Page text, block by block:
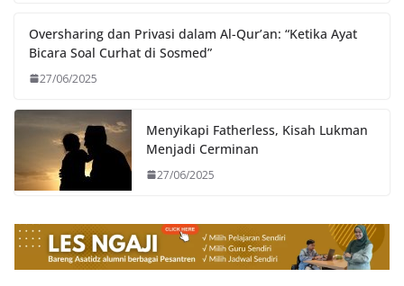
Oversharing dan Privasi dalam Al-Qur’an: “Ketika Ayat
Bicara Soal Curhat di Sosmed”
27/06/2025
Menyikapi Fatherless, Kisah Lukman
Menjadi Cerminan
27/06/2025